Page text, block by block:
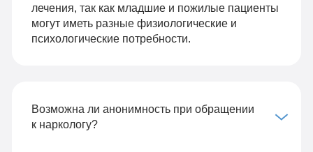
лечения, так как младшие и пожилые пациенты
могут иметь разные физиологические и
психологические потребности.
Возможна ли анонимность при обращении
к наркологу?